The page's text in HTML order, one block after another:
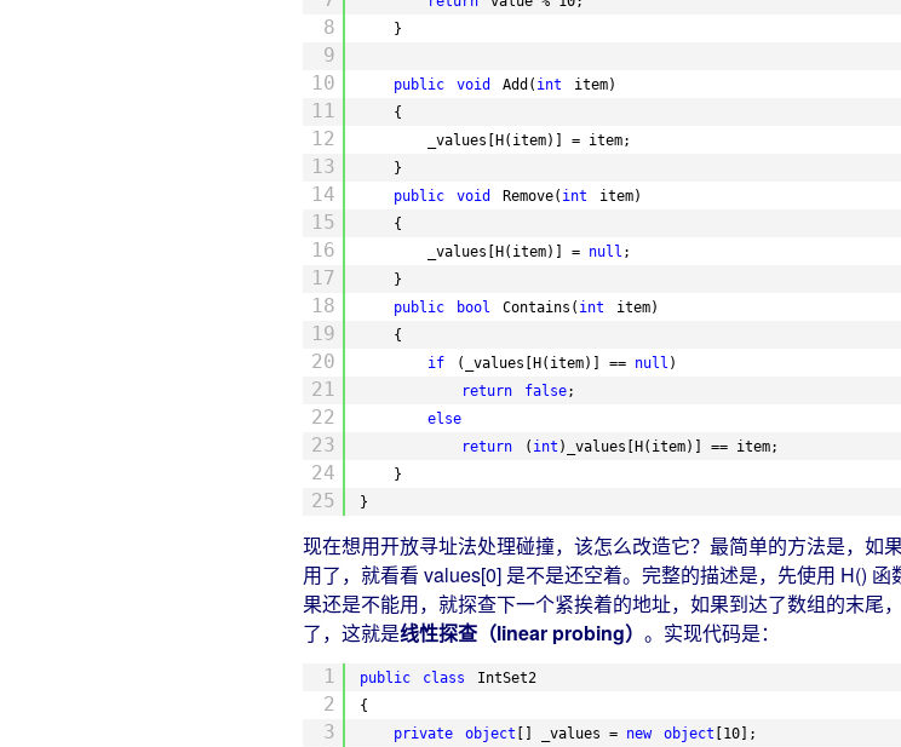
8
9
10
11
12
13
14
15
16
17
18
19
20
21
22
23
24
25
}
public void Add( int
item)
{
_values[H(item)] = item;
}
public
void Remove( int
item)
{
_values[H(item)] = null ;
}
public
bool Contains( int
item)
{
if
(_values[H(item)] == null )
return
false;
else
return
( int )_values[H(item)] == item;
}
}
现在想用开放寻址法处理碰撞，该怎么改造它？最简单的方法是，如
用了，就看看 values[0] 是不是还空着。完整的描述是，先使用 H()
果还是不能用，就探查下一个紧挨着的地址，如果到达了数组的末
了，这就是线性探查（linear probing） 。实现代码是：
1
2
3
public class
IntSet2
{
private
object [] _values = new object [10];